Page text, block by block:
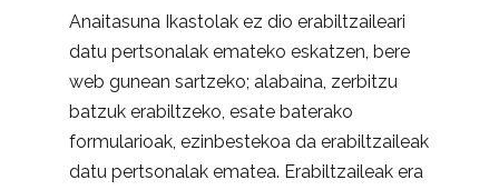
Anaitasuna Ikastolak ez dio erabiltzaileari
datu pertsonalak emateko eskatzen, bere
web gunean sartzeko; alabaina, zerbitzu
batzuk erabiltzeko, esate baterako
formularioak, ezinbestekoa da erabiltzaileak
datu pertsonalak ematea. Erabiltzaileak era